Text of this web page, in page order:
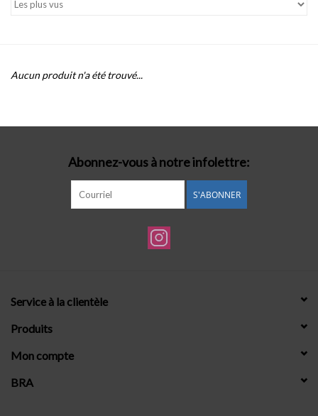
Réduction
Aucun produit n'a été trouvé...
Abonnez-vous à notre infolettre:
S'ABONNER
Service à la clientèle
Produits
Mon compte
BRA